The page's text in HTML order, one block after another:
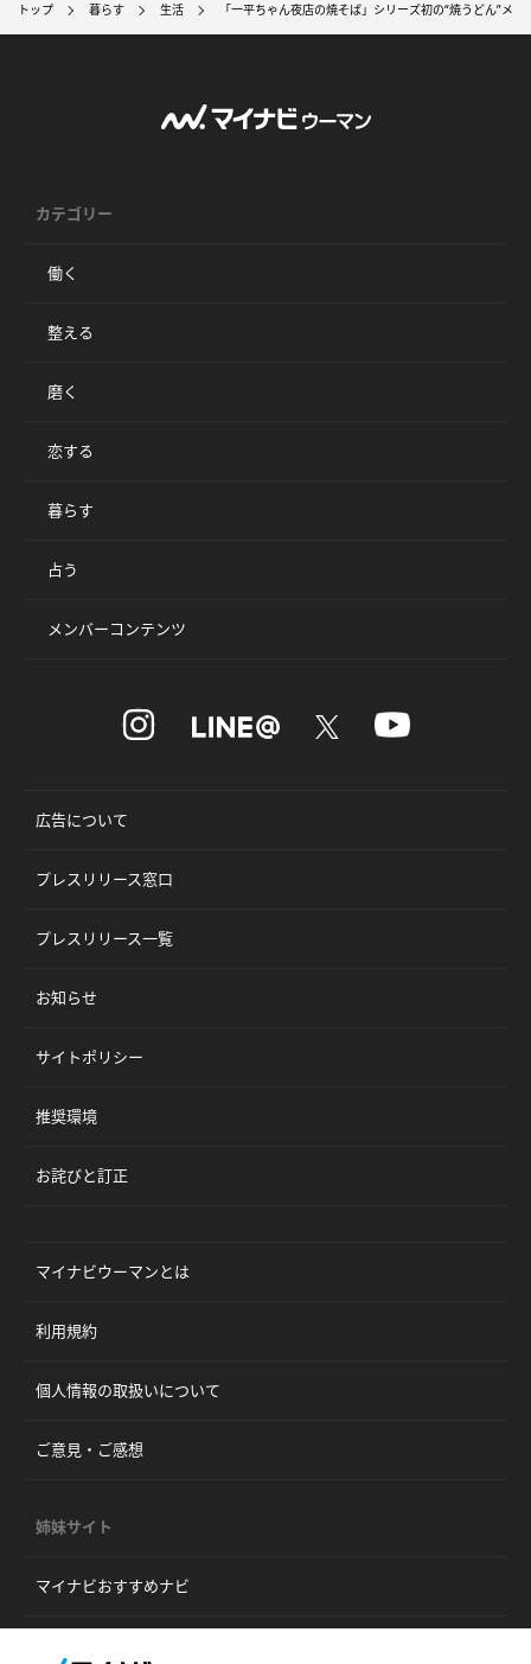
トップ 暮らす 生活 「一平ちゃん夜店の焼そば」シリーズ初の“焼うどん”メニ
カテゴリー
働く
整える
磨く
恋する
暮らす
占う
メンバーコンテンツ
広告について
プレスリリース窓口
プレスリリース一覧
お知らせ
サイトポリシー
推奨環境
お詫びと訂正
マイナビウーマンとは
利用規約
個人情報の取扱いについて
ご意見・ご感想
姉妹サイト
マイナビおすすめナビ